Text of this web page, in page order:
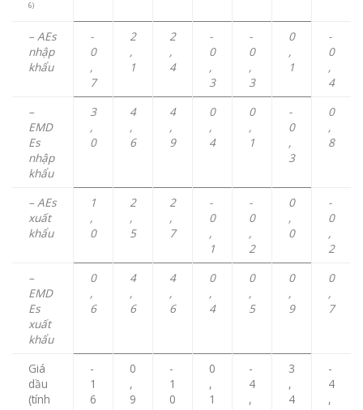
6)
– AEs
nhập
khẩu
-
0
,
7
2
,
1
2
,
4
-
0
,
3
-
0
,
3
0
,
1
-
0
,
4
–
EMD
Es
nhập
khẩu
3
,
0
4
,
6
4
,
9
0
,
4
0
,
1
-
0
,
3
0
,
8
– AEs
xuất
khẩu
1
,
0
2
,
5
2
,
7
-
0
,
1
-
0
,
2
0
,
0
-
0
,
2
–
EMD
Es
xuất
khẩu
0
,
6
4
,
6
4
,
6
0
,
4
0
,
5
0
,
9
0
,
7
Giá
dầu
(tính
-
1
6
0
,
9
-
1
0
0
,
1
-
4
,
3
,
4
-
4
,